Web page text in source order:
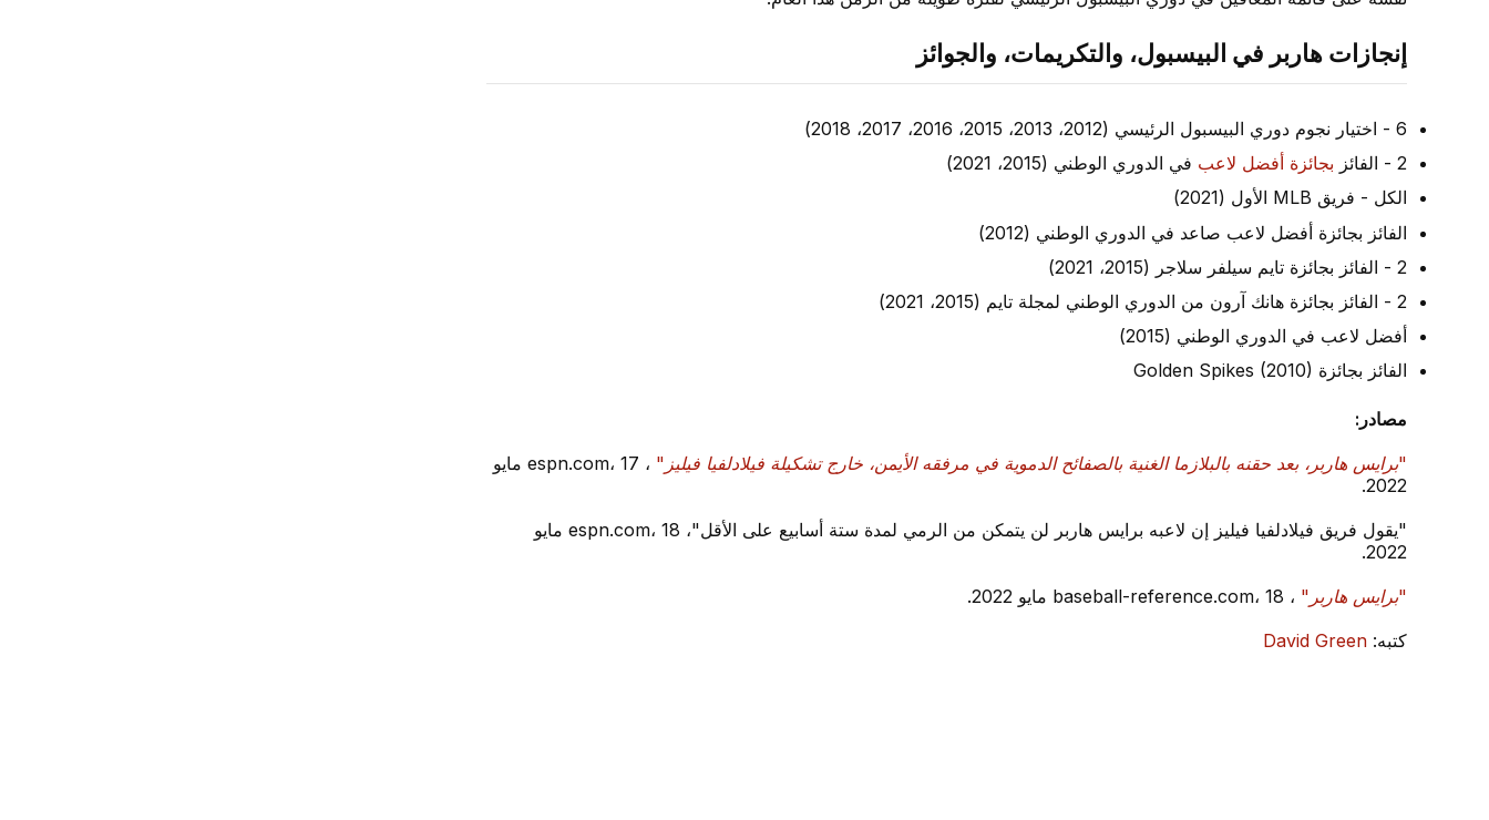
إنجازات هاربر في البيسبول، والتكريمات، والجوائز
6 - اختيار نجوم دوري البيسبول الرئيسي (2012، 2013، 2015، 2016، 2017، 2018)
2 - الفائز
بجائزة أفضل لاعب في الدوري الوطني (2015، 2021)
الكل - فريق MLB الأول (2021)
الفائز بجائزة أفضل لاعب صاعد في الدوري الوطني (2012)
2 - الفائز بجائزة تايم سيلفر سلاجر (2015، 2021)
2 - الفائز بجائزة هانك آرون من الدوري الوطني لمجلة تايم (2015، 2021)
أفضل لاعب في الدوري الوطني (2015)
الفائز بجائزة Golden Spikes (2010)
مصادر:
"برايس هاربر، بعد حقنه بالبلازما الغنية بالصفائح الدموية في مرفقه الأيمن، خارج تشكيلة فيلادلفيا فيليز"
، espn.com، 17 مايو
2022.
"يقول فريق فيلادلفيا فيليز إن لاعبه برايس هاربر لن يتمكن من الرمي لمدة ستة أسابيع على الأقل"، espn.com، 18 مايو
2022.
"برايس هاربر" ، baseball-reference.com، 18 مايو 2022.
كتبه:David Green